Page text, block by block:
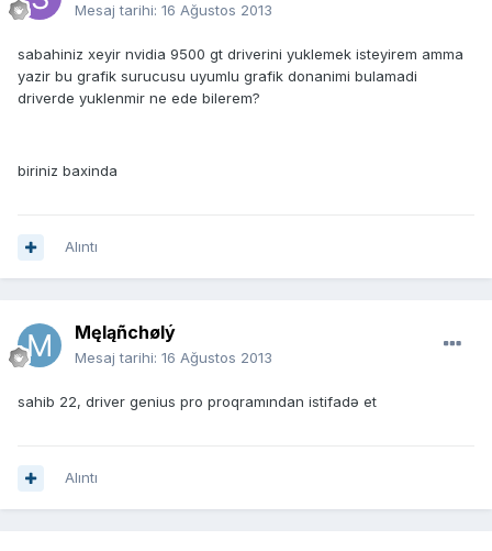
Mesaj tarihi: 16 Ağustos 2013
sabahiniz xeyir nvidia 9500 gt driverini yuklemek isteyirem amma
yazir bu grafik surucusu uyumlu grafik donanimi bulamadi
driverde yuklenmir ne ede bilerem?
biriniz baxinda
Alıntı
Męląñchølý
Mesaj tarihi: 16 Ağustos 2013
sahib 22, driver genius pro proqramından istifadə et
Alıntı